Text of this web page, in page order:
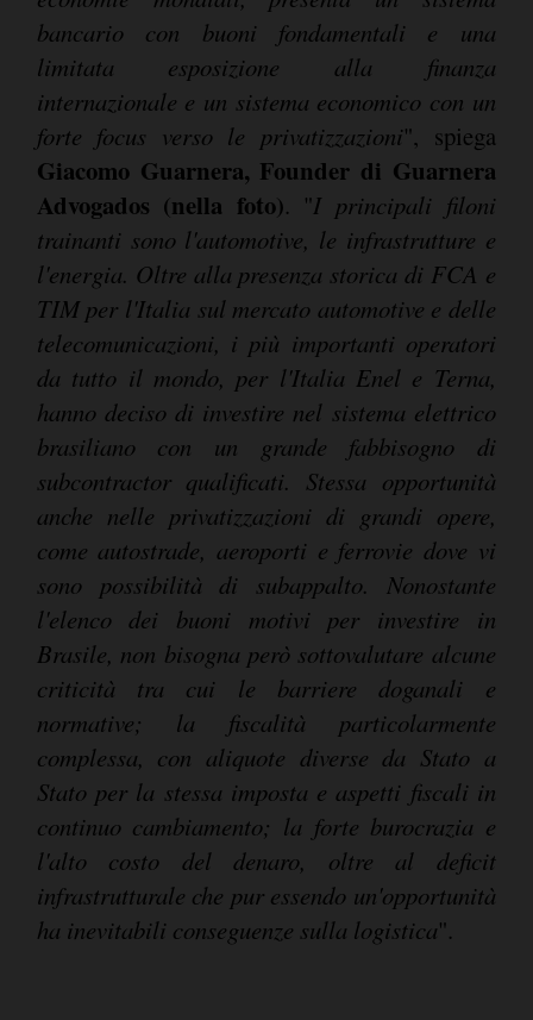
bancario con buoni fondamentali e una
limitata esposizione alla finanza
internazionale e un sistema economico con un
forte focus verso le privatizzazioni", spiega
Giacomo Guarnera, Founder di Guarnera
Advogados (nella foto). "I principali filoni
trainanti sono l'automotive, le infrastrutture e
l'energia. Oltre alla presenza storica di FCA e
TIM per l'Italia sul mercato automotive e delle
telecomunicazioni, i più importanti operatori
da tutto il mondo, per l'Italia Enel e Terna,
hanno deciso di investire nel sistema elettrico
brasiliano con un grande fabbisogno di
subcontractor qualificati. Stessa opportunità
anche nelle privatizzazioni di grandi opere,
come autostrade, aeroporti e ferrovie dove vi
sono possibilità di subappalto. Nonostante
l'elenco dei buoni motivi per investire in
Brasile, non bisogna però sottovalutare alcune
criticità tra cui le barriere doganali e
normative; la fiscalità particolarmente
complessa, con aliquote diverse da Stato a
Stato per la stessa imposta e aspetti fiscali in
continuo cambiamento; la forte burocrazia e
l'alto costo del denaro, oltre al deficit
infrastrutturale che pur essendo un'opportunità
ha inevitabili conseguenze sulla logistica".